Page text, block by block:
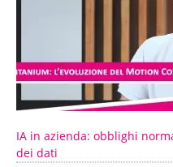
IA in azienda: obblighi
dei dati